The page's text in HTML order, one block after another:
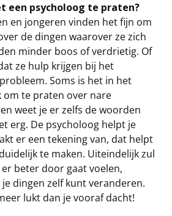
een psycholoog te praten?
en jongeren vinden het fijn om
de dingen waarover ze zich
minder boos of verdrietig. Of
ze hulp krijgen bij het
Soms is het in het
om te praten over nare
weet je er zelfs de woorden
erg. De psycholoog helpt je
er een tekening van, dat helpt
te maken. Uiteindelijk zul
beter door gaat voelen,
dingen zelf kunt veranderen.
lukt dan je vooraf dacht!